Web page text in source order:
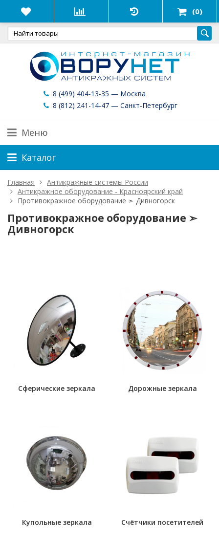
(0)
8 (499) 404-13-35 — Москва
8 (812) 241-14-47 — Санкт-Петербург
Меню
Каталог
Главная
Антикражные системы России
Антикражное оборудование - Красноярский край
Противокражное оборудование ➣ Дивногорск
Противокражное оборудование ➣
Дивногорск
Сферические зеркала Дорожные зеркала
Купольные зеркала Счётчики посетителей